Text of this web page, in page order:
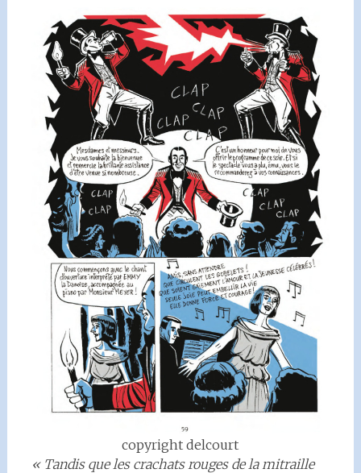
copyright delcourt
« Tandis que les crachats rouges de la mitraille